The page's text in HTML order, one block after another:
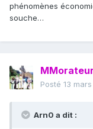
phénomènes
souche…
MMorateur
Posté 13
Arn0 a dit :